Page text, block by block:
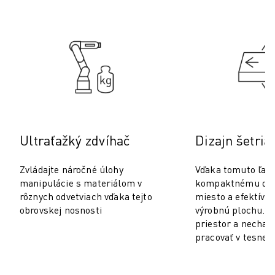
ROBOCUT ELEKTROEROZÍVNE OBRÁBANIE DRÔTOM
ROBOCUT TECHNICKÉ VYBAVENIE
ROBOCUT SOFTVÉR
PREVENTÍVNA ÚDRŽBA ROBOCUT
INTELIGENTNÉ TOVÁRENSKÉ RIEŠENIA
REGISTRÁCIA PRODUKTU » FANUC PORTAL
PRÍPADOVÉ ŠTÚDIE
RIEŠENIA
Ultraťažký zdvíhač
Zvládajte náročné úlohy
manipulácie s materiálom v
rôznych odvetviach vďaka tejto
obrovskej nosnosti
Dizajn
Vďaka tomuto
kompaktnému
miesto a
výrobnú plochu.
priestor a
pracovať v tesnej